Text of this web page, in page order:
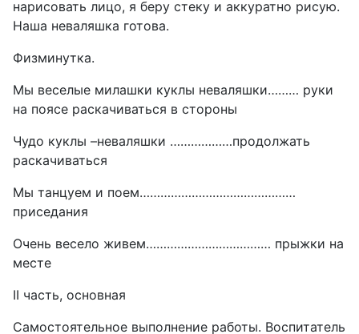
нарисовать лицо, я беру стеку и аккуратно рисую.
Наша неваляшка готова.
Физминутка.
Мы веселые милашки куклы неваляшки……… руки
на поясе раскачиваться в стороны
Чудо куклы –неваляшки ………………продолжать
раскачиваться
Мы танцуем и поем………………………………………
приседания
Очень весело живем……………………………… прыжки на
месте
II часть, основная
Самостоятельное выполнение работы. Воспитатель